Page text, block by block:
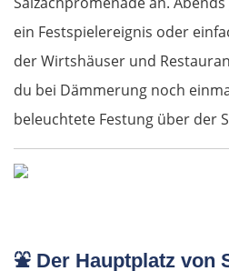
ein Festspielereignis oder
der Wirtshäuser und
du bei Dämmerung noch
beleuchtete Festung über der
⛲ Der Hauptplatz von